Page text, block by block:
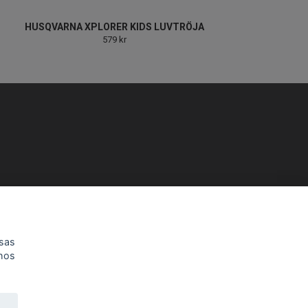
HUSQVARNA XPLORER KIDS LUVTRÖJA
579 kr